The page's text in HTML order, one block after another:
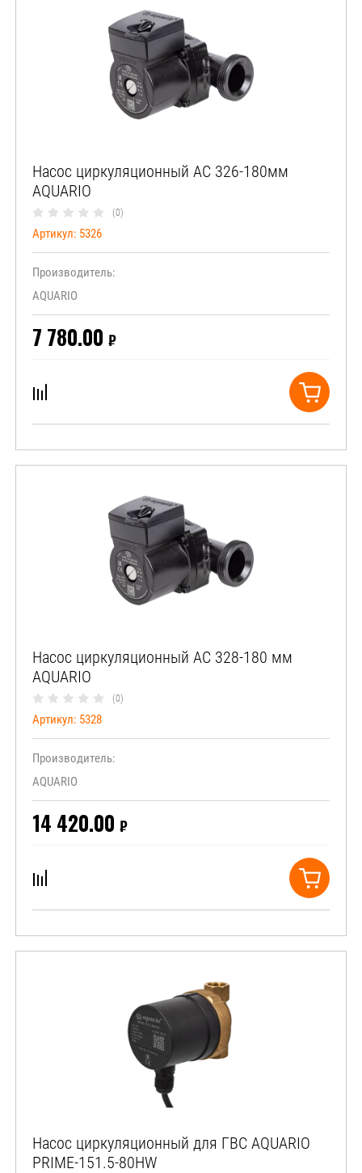
Насос циркуляционный АС 326-180мм
AQUARIO
(0)
Артикул: 5326
Производитель:
AQUARIO
7 780.00 ₽
Насос циркуляционный АС 328-180 мм
AQUARIO
(0)
Артикул: 5328
Производитель:
AQUARIO
14 420.00 ₽
Насос циркуляционный для ГВС AQUARIO
PRIME-151.5-80HW